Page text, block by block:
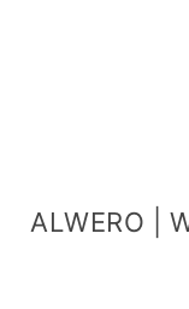
ALWERO |